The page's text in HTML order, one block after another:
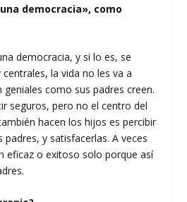
democracia», como
democracia, y si lo es, se
la vida no les va a
como sus padres creen.
seguros, pero no el centro del
hacen los hijos es percibir
padres, y satisfacerlas. A veces
eficaz o exitoso solo porque así